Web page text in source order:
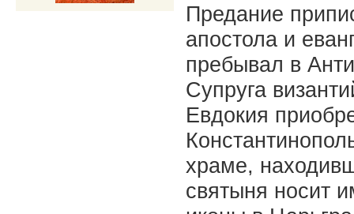
Предание
апостола и
пребывал в
Супруга
Евдокия
храме,
святыня носит